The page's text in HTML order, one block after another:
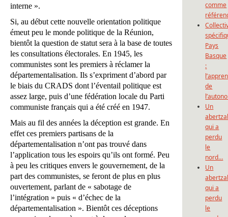
interne ».
Si, au début cette nouvelle orientation politique
émeut peu le monde politique de la Réunion,
bientôt la question de statut sera à la base de toutes
les consultations électorales. En 1945, les
communistes sont les premiers à réclamer la
départementalisation. Ils s’expriment d’abord par
le biais du CRADS dont l’éventail politique est
assez large, puis d’une fédération locale du Parti
communiste français qui a été créé en 1947.
Mais au fil des années la déception est grande. En
effet ces premiers partisans de la
départementalisation n’ont pas trouvé dans
l’application tous les espoirs qu’ils ont formé. Peu
à peu les critiques envers le gouvernement, de la
part des communistes, se feront de plus en plus
ouvertement, parlant de « sabotage de
l’intégration » puis « d’échec de la
départementalisation ». Bientôt ces déceptions
comme
Pays
Basque
:
de
Un
qui a
perdu
le
nord…
Un
qui a
perdu
le